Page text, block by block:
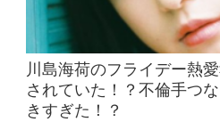
川島海荷のフライデー熱
されていた！？不倫手つ
きすぎた！？